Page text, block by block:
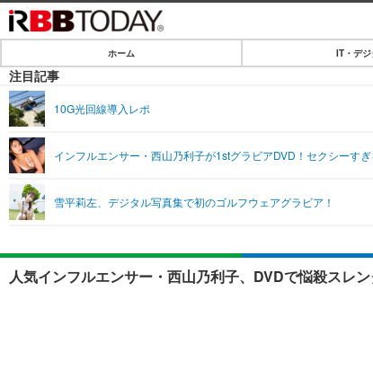
IT・デジタル
ショッピング
SPEED TEST
エンタメ
エンタメTOP
音楽
ライフ
ライフTOP
ペット
リリース一覧
ホーム IT・デ
注目記事
10G光回線導入レポ
インフルエンサー・西山乃利子が1stグラビアDVD！セクシーす
雪平莉左、デジタル写真集で初のゴルフウェアグラビア！
人気インフルエンサー・西山乃利子、DVDで悩殺スレ